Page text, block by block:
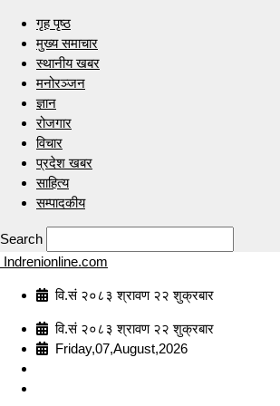
गृह पृष्ठ
मुख्य समाचार
स्थानीय खबर
मनोरञ्जन
ज्ञान
रोजगार
विचार
प्रदेश खबर
साहित्य
सम्पादकीय
Search
Indrenionline.com
वि.सं २०८३ श्रावण २२ शुक्रबार
वि.सं २०८३ श्रावण २२ शुक्रबार
Friday,07,August,2026